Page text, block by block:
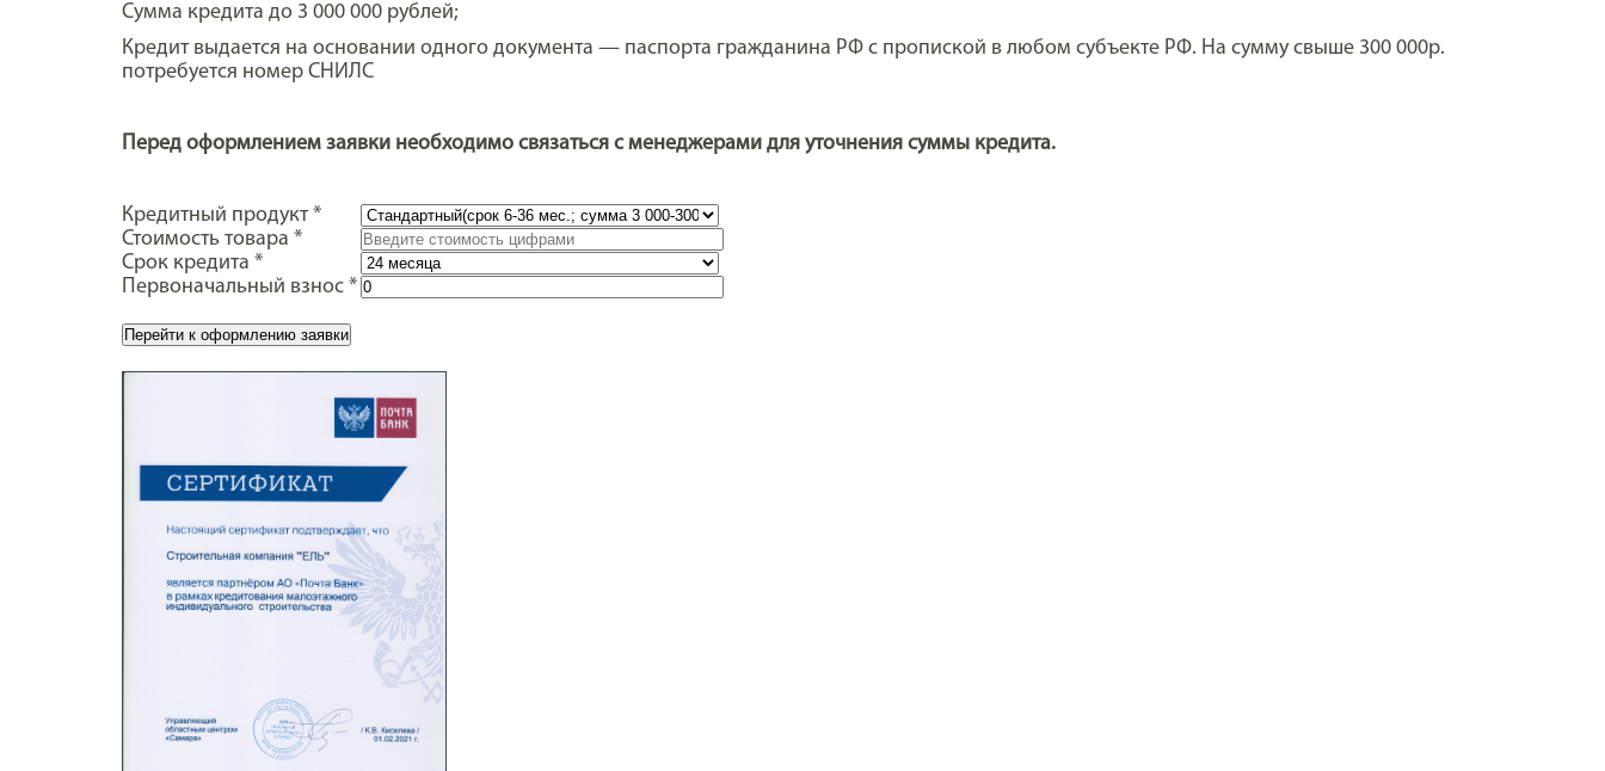
Сумма кредита до 3 000 000 рублей;
Кредит выдается на основании одного документа — паспорта гражданина РФ с пропиской в любом субъекте РФ. На сумму свыше 300 000р.
потребуется номер СНИЛС
Перед оформлением заявки необходимо связаться с менеджерами для уточнения суммы кредита.
Кредитный продукт*
Стоимость товара *
Срок кредита *
Первоначальный взнос *